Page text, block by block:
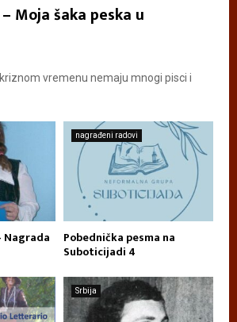
Moja šaka peska u
vremenu nemaju mnogi pisci i
Nagrada
nagrađeni radovi
Pobednička pesma na
Suboticijadi 4
Srbija